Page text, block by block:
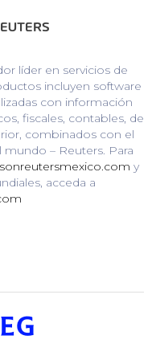
líder en servicios de
incluyen software
con información
fiscales, contables, de
combinados con el
– Reuters. Para
y
acceda a